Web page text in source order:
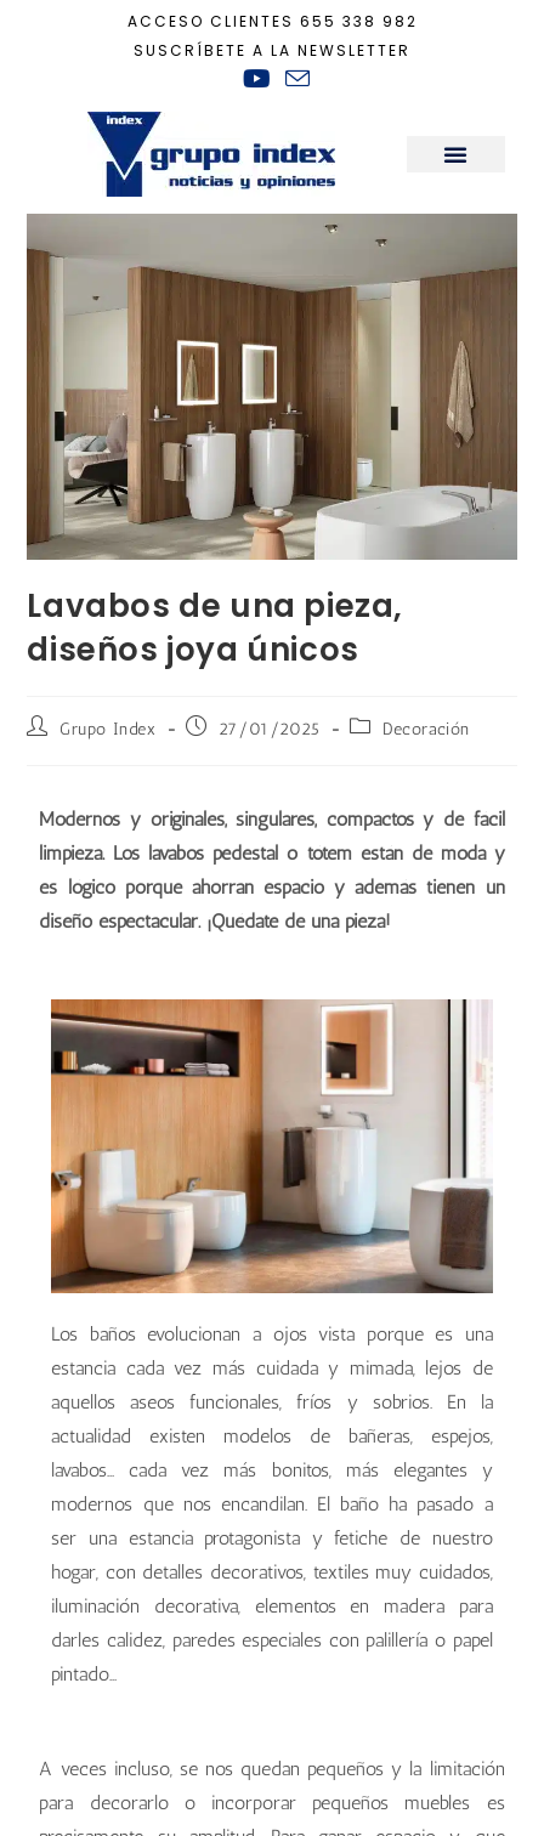
ACCESO CLIENTES 655 338 982
SUSCRÍBETE A LA NEWSLETTER
Decoración
Lavabos de una pieza,
diseños joya únicos
Grupo Index 27/01/2025 Decoración
Modernos y originales, singulares, compactos y de fácil
limpieza. Los lavabos pedestal o tótem están de moda y
es lógico porque ahorran espacio y además tienen un
diseño espectacular. ¡Quédate de una pieza!
Los baños evolucionan a ojos vista porque es una
estancia cada vez más cuidada y mimada, lejos de
aquellos aseos funcionales, fríos y sobrios. En la
actualidad existen modelos de bañeras, espejos,
lavabos... cada vez más bonitos, más elegantes y
modernos que nos encandilan. El baño ha pasado a
ser una estancia protagonista y fetiche de nuestro
hogar, con detalles decorativos, textiles muy cuidados,
iluminación decorativa, elementos en madera para
darles calidez, paredes especiales con palillería o papel
pintado...
A veces incluso, se nos quedan pequeños y la limitación
para decorarlo o incorporar pequeños muebles es